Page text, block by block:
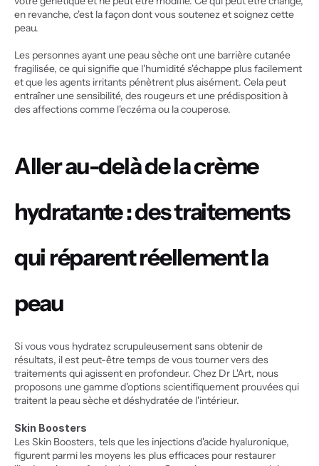
en revanche, c'est la façon dont vous soutenez et soignez cette
peau.
Les personnes ayant une peau sèche ont une barrière cutanée
fragilisée, ce qui signifie que l'humidité s'échappe plus facilement
et que les agents irritants pénètrent plus aisément. Cela peut
entraîner une sensibilité, des rougeurs et une prédisposition à
des affections comme l'eczéma ou la couperose.
Aller au-delà de la crème
hydratante : des traitements
qui réparent réellement la
peau
Si vous vous hydratez scrupuleusement sans obtenir de
résultats, il est peut-être temps de vous tourner vers des
traitements qui agissent en profondeur. Chez Dr L'Art, nous
proposons une gamme d'options scientifiquement prouvées qui
traitent la peau sèche et déshydratée de l'intérieur.
Skin Boosters
Les Skin Boosters, tels que les injections d'acide hyaluronique,
figurent parmi les moyens les plus efficaces pour restaurer